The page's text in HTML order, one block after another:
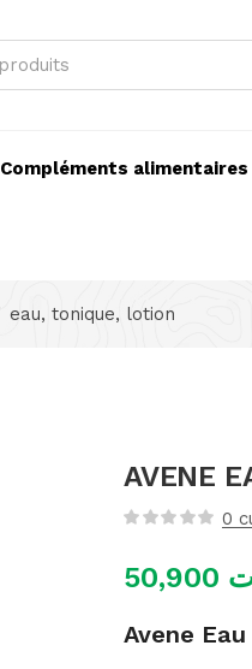
Compléments alimentaires
eau, tonique, lotion
AVENE
0
Avene